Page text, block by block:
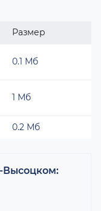
Размер
0.1 Мб
1 Мб
0.2 Мб
Высоцком: